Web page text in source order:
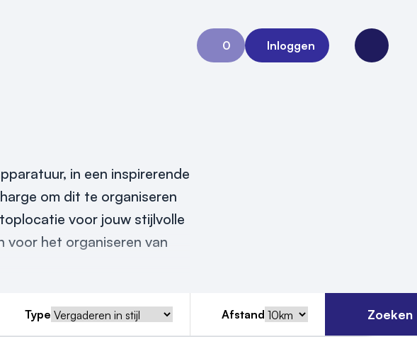
0
Aanvraag 0
Inloggen
Open
in een inspirerende
om dit te organiseren
voor jouw stijlvolle
voor het organiseren van
Type Afstand Zoeken